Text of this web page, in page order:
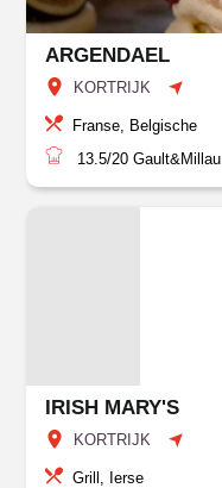
ARGENDAEL
KORTRIJK
Franse, Belgische
13.5/20 Gault&Millau
IRISH MARY'S
KORTRIJK
Grill, Ierse